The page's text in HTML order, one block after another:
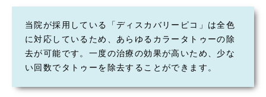
当院が採用している「ディスカバリーピコ」は全色
に対応しているため、あらゆるカラータトゥーの除
去が可能です。一度の治療の効果が高いため、少な
い回数でタトゥーを除去することができます。